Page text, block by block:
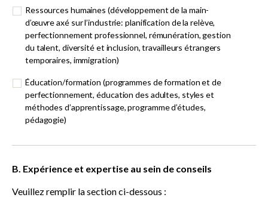
Ressources humaines (développement de la main-
d’œuvre axé sur l’industrie: planification de la relève,
perfectionnement professionnel, rémunération, gestion
du talent, diversité et inclusion, travailleurs étrangers
temporaires, immigration)
Éducation/formation (programmes de formation et de
perfectionnement, éducation des adultes, styles et
méthodes d’apprentissage, programme d’études,
pédagogie)
B. Expérience et expertise au sein de conseils
Veuillez remplir la section ci-dessous :